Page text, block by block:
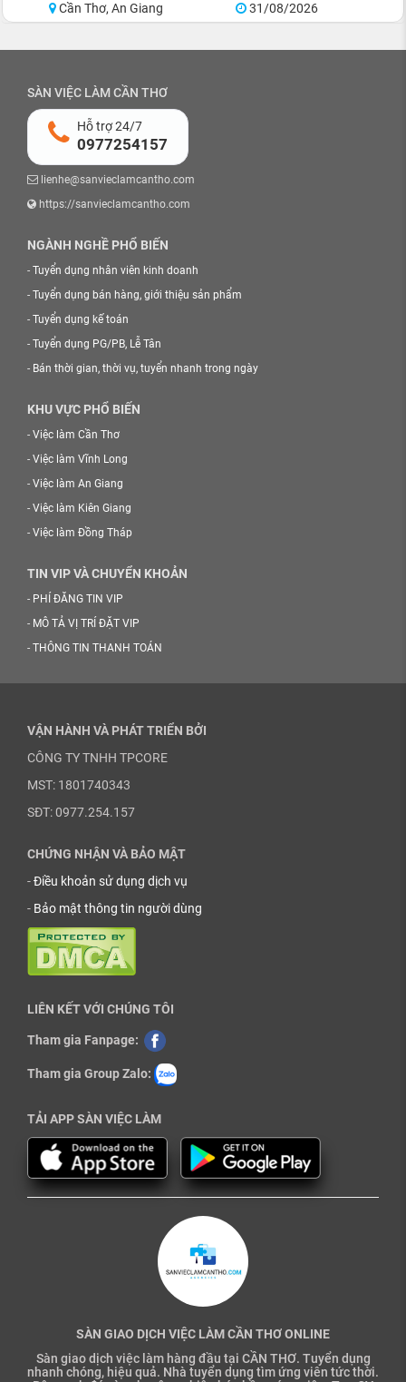
Cần Thơ, An Giang
31/08/2026
SÀN VIỆC LÀM CẦN THƠ
Hỗ trợ 24/7
0977254157
lienhe@sanvieclamcantho.com
https://sanvieclamcantho.com
NGÀNH NGHỀ PHỔ BIẾN
- Tuyển dụng nhân viên kinh doanh
- Tuyển dụng bán hàng, giới thiệu sản phẩm
- Tuyển dụng kế toán
- Tuyển dụng PG/PB, Lễ Tân
- Bán thời gian, thời vụ, tuyển nhanh trong ngày
KHU VỰC PHỔ BIẾN
- Việc làm Cần Thơ
- Việc làm Vĩnh Long
- Việc làm An Giang
- Việc làm Kiên Giang
- Việc làm Đồng Tháp
TIN VIP VÀ CHUYỂN KHOẢN
- PHÍ ĐĂNG TIN VIP
- MÔ TẢ VỊ TRÍ ĐẶT VIP
- THÔNG TIN THANH TOÁN
VẬN HÀNH VÀ PHÁT TRIỂN BỞI
CÔNG TY TNHH TPCORE
MST: 1801740343
SĐT: 0977.254.157
CHỨNG NHẬN VÀ BẢO MẬT
-Điều khoản sử dụng dịch vụ
- Bảo mật thông tin người dùng
LIÊN KẾT VỚI CHÚNG TÔI
Tham gia Fanpage:
Tham gia Group Zalo:
TẢI APP SÀN VIỆC LÀM
SÀN GIAO DỊCH VIỆC LÀM CẦN THƠ ONLINE
Sàn giao dịch việc làm hàng đầu tại CẦN THƠ. Tuyển dụng
nhanh chóng, hiệu quả. Nhà tuyển dụng tìm ứng viên tức thời.